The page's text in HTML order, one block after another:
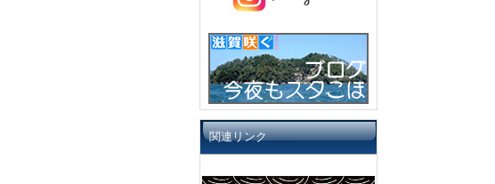
関連リンク